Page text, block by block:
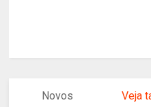
Novos Veja